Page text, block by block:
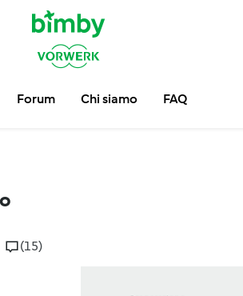
Forum Chi siamo FAQ
(15)